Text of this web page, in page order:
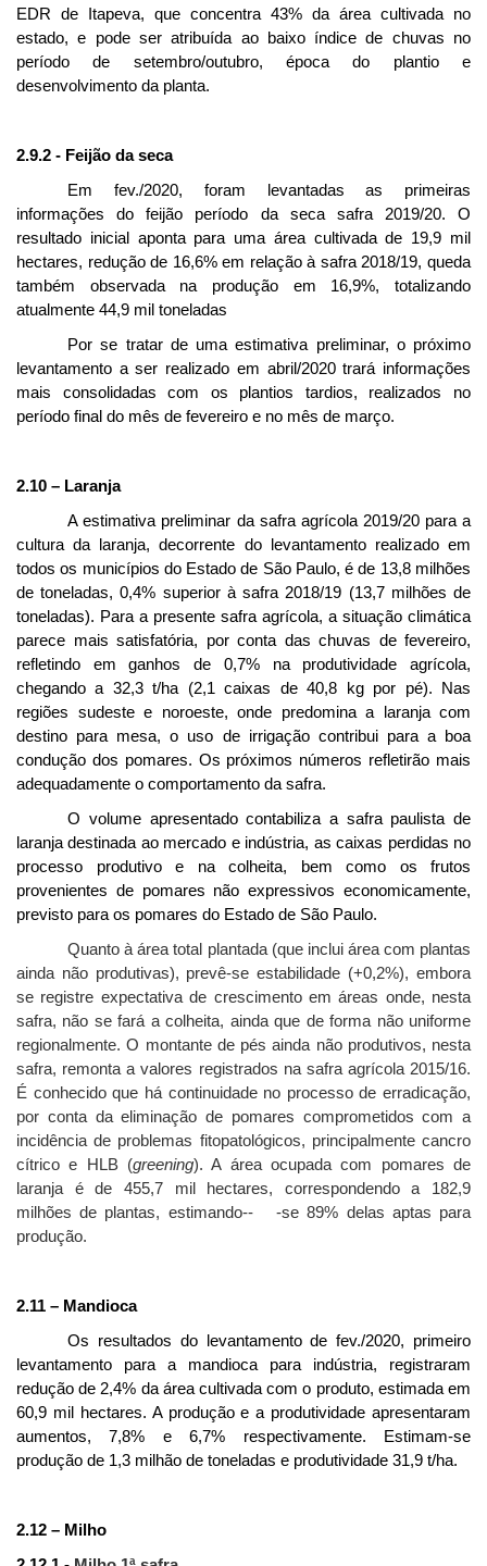
EDR de Itapeva, que concentra 43% da área cultivada no
estado, e pode ser atribuída ao baixo índice de chuvas no
período de setembro/outubro, época do plantio e
desenvolvimento da planta.
2.9.2 - Feijão da seca
Em fev./2020, foram levantadas as primeiras
informações do feijão período da seca safra 2019/20. O
resultado inicial aponta para uma área cultivada de 19,9 mil
hectares, redução de 16,6% em relação à safra 2018/19, queda
também observada na produção em 16,9%, totalizando
atualmente 44,9 mil toneladas
Por se tratar de uma estimativa preliminar, o próximo
levantamento a ser realizado em abril/2020 trará informações
mais consolidadas com os plantios tardios, realizados no
período final do mês de fevereiro e no mês de março.
2.10 – Laranja
A estimativa preliminar da safra agrícola 2019/20 para a
cultura da laranja, decorrente do levantamento realizado em
todos os municípios do Estado de São Paulo, é de 13,8 milhões
de toneladas, 0,4% superior à safra 2018/19 (13,7 milhões de
toneladas). Para a presente safra agrícola, a situação climática
parece mais satisfatória, por conta das chuvas de fevereiro,
refletindo em ganhos de 0,7% na produtividade agrícola,
chegando a 32,3 t/ha (2,1 caixas de 40,8 kg por pé). Nas
regiões sudeste e noroeste, onde predomina a laranja com
destino para mesa, o uso de irrigação contribui para a boa
condução dos pomares. Os próximos números refletirão mais
adequadamente o comportamento da safra.
O volume apresentado contabiliza a safra paulista de
laranja destinada ao mercado e indústria, as caixas perdidas no
processo produtivo e na colheita, bem como os frutos
provenientes de pomares não expressivos economicamente,
previsto para os pomares do Estado de São Paulo.
Quanto à área total plantada (que inclui área com plantas
ainda não produtivas), prevê-se estabilidade (+0,2%), embora
se registre expectativa de crescimento em áreas onde, nesta
safra, não se fará a colheita, ainda que de forma não uniforme
regionalmente. O montante de pés ainda não produtivos, nesta
safra, remonta a valores registrados na safra agrícola 2015/16.
É conhecido que há continuidade no processo de erradicação,
por conta da eliminação de pomares comprometidos com a
incidência de problemas fitopatológicos, principalmente cancro
cítrico e HLB (greening). A área ocupada com pomares de
laranja é de 455,7 mil hectares, correspondendo a 182,9
milhões de plantas, estimando-- -se 89% delas aptas para
produção.
2.11 – Mandioca
Os resultados do levantamento de fev./2020, primeiro
levantamento para a mandioca para indústria, registraram
redução de 2,4% da área cultivada com o produto, estimada em
60,9 mil hectares. A produção e a produtividade apresentaram
aumentos, 7,8% e 6,7% respectivamente. Estimam-se
produção de 1,3 milhão de toneladas e produtividade 31,9 t/ha.
2.12 – Milho